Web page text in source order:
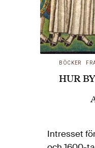
BÖCKER
HUR
Intresset